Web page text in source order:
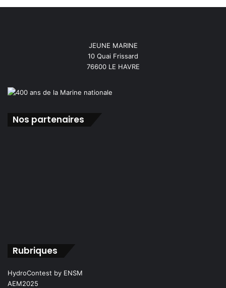
JEUNE MARINE
10 Quai Frissard
76600 LE HAVRE
Nos partenaires
Rubriques
HydroContest by ENSM
AEM2025